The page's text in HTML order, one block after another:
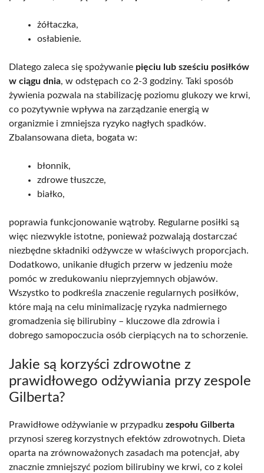
żółtaczka,
osłabienie.
Dlatego zaleca się spożywanie pięciu lub sześciu posiłków
w ciągu dnia, w odstępach co 2-3 godziny. Taki sposób
żywienia pozwala na stabilizację poziomu glukozy we krwi,
co pozytywnie wpływa na zarządzanie energią w
organizmie i zmniejsza ryzyko nagłych spadków.
Zbalansowana dieta, bogata w:
błonnik,
zdrowe tłuszcze,
białko,
poprawia funkcjonowanie wątroby. Regularne posiłki są
więc niezwykle istotne, ponieważ pozwalają dostarczać
niezbędne składniki odżywcze w właściwych proporcjach.
Dodatkowo, unikanie długich przerw w jedzeniu może
pomóc w zredukowaniu nieprzyjemnych objawów.
Wszystko to podkreśla znaczenie regularnych posiłków,
które mają na celu minimalizację ryzyka nadmiernego
gromadzenia się bilirubiny – kluczowe dla zdrowia i
dobrego samopoczucia osób cierpiących na to schorzenie.
Jakie są korzyści zdrowotne z
prawidłowego odżywiania przy zespole
Gilberta?
Prawidłowe odżywianie w przypadku zespołu Gilberta
przynosi szereg korzystnych efektów zdrowotnych. Dieta
oparta na zrównoważonych zasadach ma potencjał, aby
znacznie zmniejszyć poziom bilirubiny we krwi, co z kolei